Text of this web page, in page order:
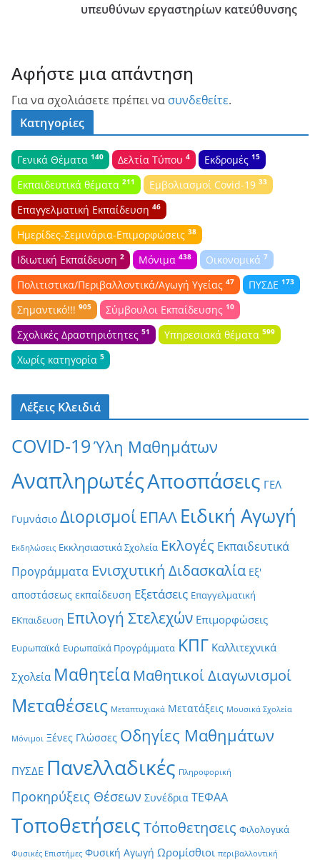
υπευθύνων εργαστηρίων κατεύθυνσης
Αφήστε μια απάντηση
Για να σχολιάσετε πρέπει να συνδεθείτε.
Κατηγορίες
Γενικά Θέματα 140 Δελτία Τύπου 4 Εκδρομές 15
Εκπαιδευτικά θέματα 211 Εμβολιασμοί Covid-19 33
Επαγγελματική Εκπαίδευση 46
Ημερίδες-Σεμινάρια-Επιμορφώσεις 38
Ιδιωτική Εκπαίδευση 2 Μόνιμα 438 Οικονομικά 7
Πολιτιστικα/Περιβαλλοντικά/Αγωγή Υγείας 47 ΠΥΣΔΕ 173
Σημαντικό!!! 905 Σύμβουλοι Εκπαίδευσης 10
Σχολικές Δραστηριότητες 51 Υπηρεσιακά θέματα 599
Χωρίς κατηγορία 5
Λέξεις Κλειδιά
COVID-19Ύλη Μαθημάτων
ΑναπληρωτέςΑποσπάσεις ΓΕΛ
Γυμνάσιο Διορισμοί ΕΠΑΛ Ειδική Αγωγή
Εκδηλώσεις Εκκλησιαστικά Σχολεία Εκλογές Εκπαιδευτικά
Προγράμματα Ενισχυτική Διδασκαλία Εξ'
αποστάσεως εκπαίδευση Εξετάσεις Επαγγελματική
ΕΚπαιδευση Επιλογή Στελεχών Επιμορφώσεις
Ευρωπαϊκά Ευρωπαϊκά Προγράμματα ΚΠΓ Καλλιτεχνικά
Σχολεία Μαθητεία Μαθητικοί Διαγωνισμοί
Μεταθέσεις Μεταπτυχιακά Μετατάξεις Μουσικά Σχολεία
Μόνιμοι Ξένες Γλώσσες Οδηγίες Μαθημάτων
ΠΥΣΔΕ Πανελλαδικές Πληροφορική
Προκηρύξεις Θέσεων Συνέδρια ΤΕΦΑΑ
ΤοποθετήσειςΤόποθετησεις Φιλολογικά
Φυσικές Επιστήμες Φυσική Αγωγή Ωρομίσθιοι περιβαλλοντική